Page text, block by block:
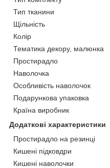
Тип тканини
Щільність
Колір
Тематика декору, малюнка
Простирадло
Наволочка
Особливість наволочок
Подарункова упаковка
Країна виробник
Додаткові характеристики
Простирадло на резинці
Кишені підковдри
Кишені наволочки